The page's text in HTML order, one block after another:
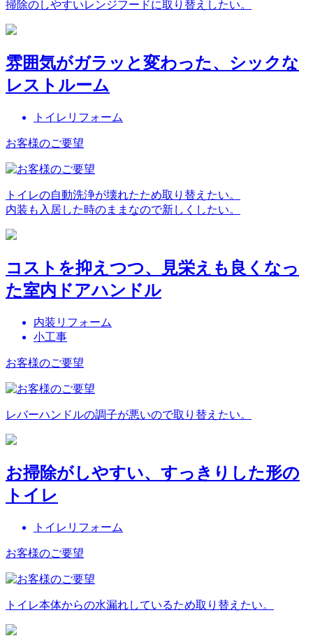
掃除のしやすいレンジフードに取り替えしたい。
雰囲気がガラッと変わった、シックな
レストルーム
トイレリフォーム
お客様のご要望
トイレの自動洗浄が壊れたため取り替えたい。
内装も入居した時のままなので新しくしたい。
コストを抑えつつ、見栄えも良くなっ
た室内ドアハンドル
内装リフォーム
小工事
お客様のご要望
レバーハンドルの調子が悪いので取り替えたい。
お掃除がしやすい、すっきりした形の
トイレ
トイレリフォーム
お客様のご要望
トイレ本体からの水漏れしているため取り替えたい。